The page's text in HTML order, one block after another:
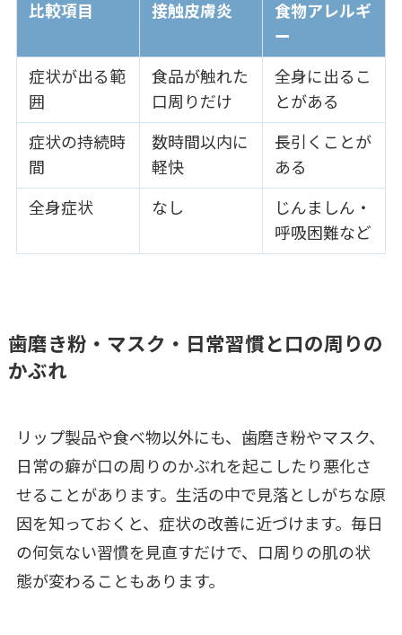
比較項目 接触皮膚炎
食物アレルギ
ー
症状が出る範
囲
食品が触れた
口周りだけ
全身に出るこ
とがある
症状の持続時
間
数時間以内に
軽快
長引くことが
ある
全身症状
なし
じんましん・
呼吸困難など
歯磨き粉・マスク・日常習慣と口の周りの
かぶれ
リップ製品や食べ物以外にも、歯磨き粉やマスク、
日常の癖が口の周りのかぶれを起こしたり悪化さ
せることがあります。生活の中で見落としがちな原
因を知っておくと、症状の改善に近づけます。毎日
の何気ない習慣を見直すだけで、口周りの肌の状
態が変わることもあります。